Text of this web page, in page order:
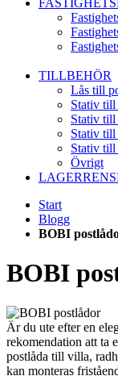
TILLBEHÖR
Lås till
Stativ till
Stativ
Stativ
Stativ till
Övrigt
Start
Blogg
BOBI
BOBI
Är du ute efter en
rekomendation att ta
postlåda till villa,
kan monteras